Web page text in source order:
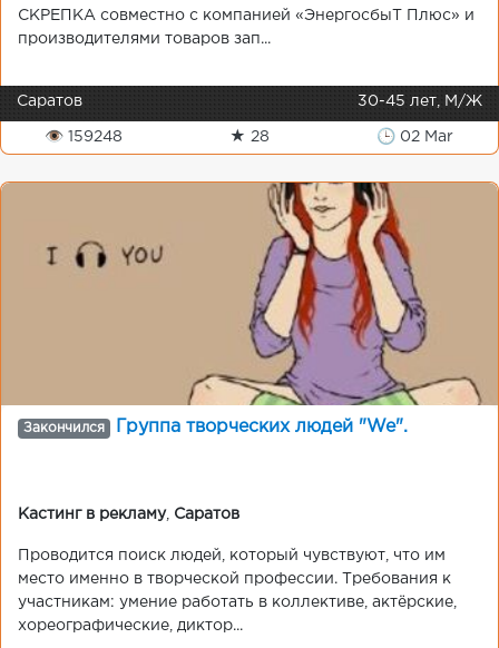
СКРЕПКА совместно с компанией «ЭнергосбыТ Плюс» и
производителями товаров зап...
Саратов 30-45 лет, М/Ж
👁 159248 ★ 28 🕒 02 Mar
Закончился Группа творческих людей "We".
Кастинг в рекламу, Саратов
Проводится поиск людей, который чувствуют, что им
место именно в творческой профессии. Требования к
участникам: умение работать в коллективе, актёрские,
хореографические, диктор...